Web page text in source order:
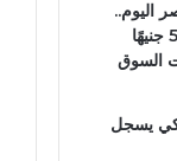
اليوم..
عيار 21 يسجل 5950 جنيهًا
السوق
يسجل